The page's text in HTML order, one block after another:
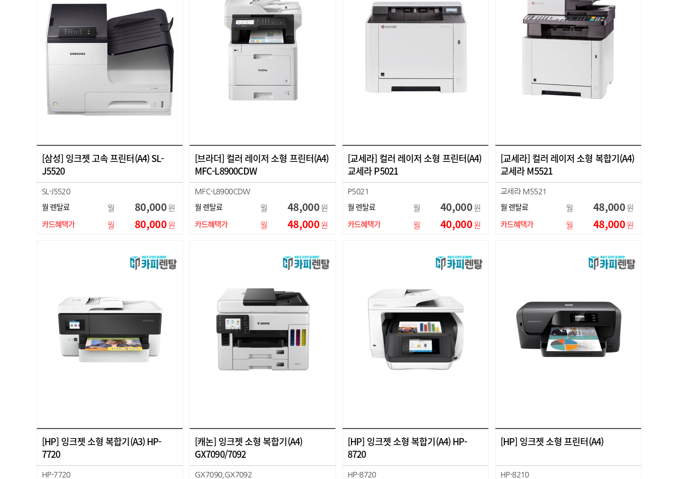
[삼성] 잉크젯 고속 프린터(A4) SL-
J5520
SL-J5520
월 렌탈료 월 80,000원
카드혜택가 월 80,000원
[브라더] 컬러 레이저 소형 프린터(A4)
MFC-L8900CDW
MFC-L8900CDW
월 렌탈료 월 48,000원
카드혜택가 월 48,000원
[교세라] 컬러 레이저 소형 프린터(A4)
교세라 P5021
P5021
월 렌탈료 월 40,000원
카드혜택가 월 40,000원
[교세라] 컬러 레이저 소형 복합기(A4)
교세라 M5521
교세라 M5521
월 렌탈료 월 48,000원
카드혜택가 월 48,000원
[HP] 잉크젯 소형 복합기(A3) HP-
7720
HP-7720
[캐논] 잉크젯 소형 복합기(A4)
GX7090/7092
GX7090,GX7092
[HP] 잉크젯 소형 복합기(A4) HP-
8720
HP-8720
[HP] 잉크젯 소형 프린터(A4)
HP-8210